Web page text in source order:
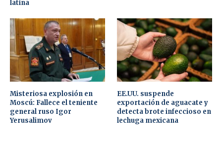
latina
Misteriosa explosión en
Moscú: Fallece el teniente
general ruso Igor
Yerusalimov
EE.UU. suspende
exportación de aguacate y
detecta brote infeccioso en
lechuga mexicana